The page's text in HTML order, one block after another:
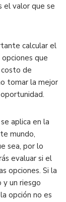
el valor que se
calcular el
que
de
tomar la mejor
aplica en la
mundo,
sea, por lo
evaluar si el
opciones. Si la
un riesgo
opción no es